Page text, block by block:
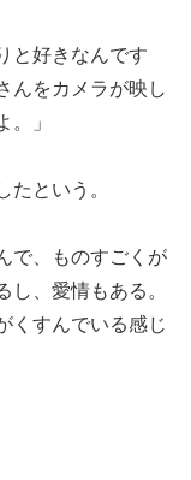
と好きなんです
んをカメラが映し
。」
という。
で、ものすごくが
し、愛情もある。
くすんでいる感じ